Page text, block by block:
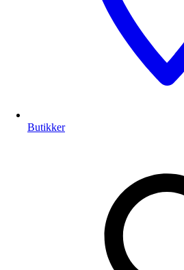
Butikker